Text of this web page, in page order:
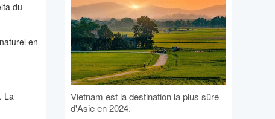
du
en
La
Vietnam est la destination la plus sûre
d'Asie en 2024.